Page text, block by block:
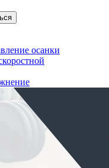
осанки